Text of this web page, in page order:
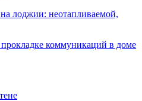
лоджии: неотапливаемой,
коммуникаций в доме